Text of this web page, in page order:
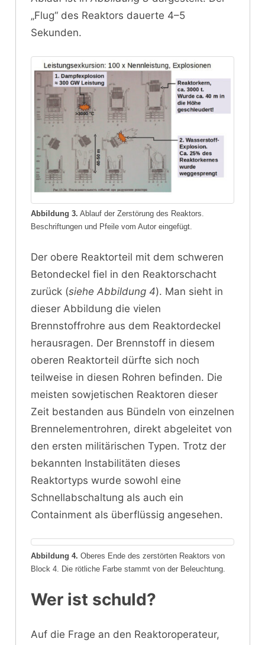
„Flug“ des Reaktors dauerte 4–5
Sekunden.
Abbildung 3. Ablauf der Zerstörung des Reaktors.
Beschriftungen und Pfeile vom Autor eingefügt.
Der obere Reaktorteil mit dem schweren
Betondeckel fiel in den Reaktorschacht
zurück (siehe Abbildung 4). Man sieht in
dieser Abbildung die vielen
Brennstoffrohre aus dem Reaktordeckel
herausragen. Der Brennstoff in diesem
oberen Reaktorteil dürfte sich noch
teilweise in diesen Rohren befinden. Die
meisten sowjetischen Reaktoren dieser
Zeit bestanden aus Bündeln von einzelnen
Brennelementrohren, direkt abgeleitet von
den ersten militärischen Typen. Trotz der
bekannten Instabilitäten dieses
Reaktortyps wurde sowohl eine
Schnellabschaltung als auch ein
Containment als überflüssig angesehen.
Abbildung 4. Oberes Ende des zerstörten Reaktors von
Block 4. Die rötliche Farbe stammt von der Beleuchtung.
Wer ist schuld?
Auf die Frage an den Reaktoroperateur,